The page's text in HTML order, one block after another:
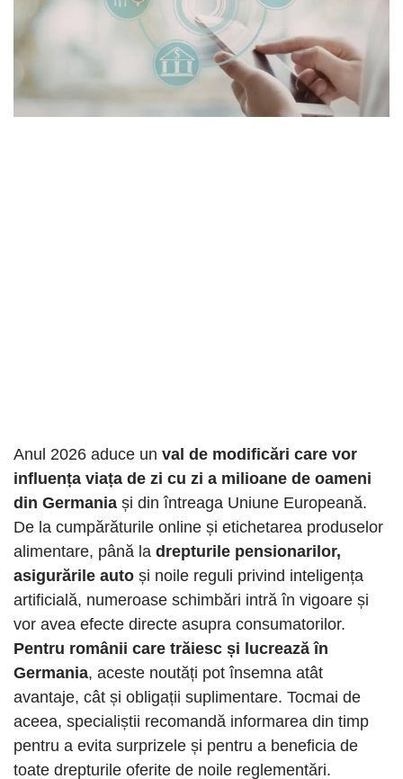
Anul 2026 aduce un val de modificări care vor
influența viața de zi cu zi a milioane de oameni
din Germania și din întreaga Uniune Europeană.
De la cumpărăturile online și etichetarea produselor
alimentare, până la drepturile pensionarilor,
asigurările auto și noile reguli privind inteligența
artificială, numeroase schimbări intră în vigoare și
vor avea efecte directe asupra consumatorilor.
Pentru românii care trăiesc și lucrează în
Germania, aceste noutăți pot însemna atât
avantaje, cât și obligații suplimentare. Tocmai de
aceea, specialiștii recomandă informarea din timp
pentru a evita surprizele și pentru a beneficia de
toate drepturile oferite de noile reglementări.